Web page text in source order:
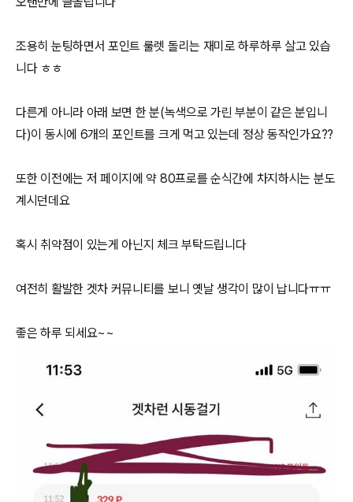
조용히 눈팅하면서 포인트 룰렛 돌리는 재미로 하루하루 살고 있습
니다 ㅎㅎ
다른게 아니라 아래 보면 한 분(녹색으로 가린 부분이 같은 분입니
다)이 동시에 6개의 포인트를 크게 먹고 있는데 정상 동작인가요??
또한 이전에는 저 페이지에 약 80프로를 순식간에 차지하시는 분도
계시던데요
혹시 취약점이 있는게 아닌지 체크 부탁드립니다
여전히 활발한 겟차 커뮤니티를 보니 옛날 생각이 많이 납니다ㅠㅠ
좋은 하루 되세요~~